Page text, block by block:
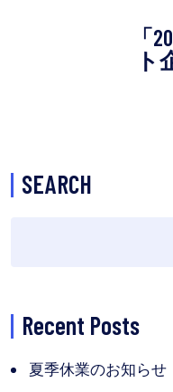
「
ト
SEARCH
Recent Posts
夏季休業のお知らせ